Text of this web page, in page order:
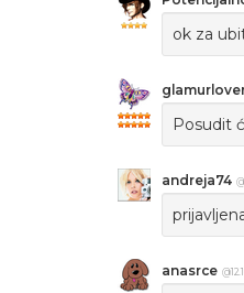
ok za
Posudit
andreja74
anasrce